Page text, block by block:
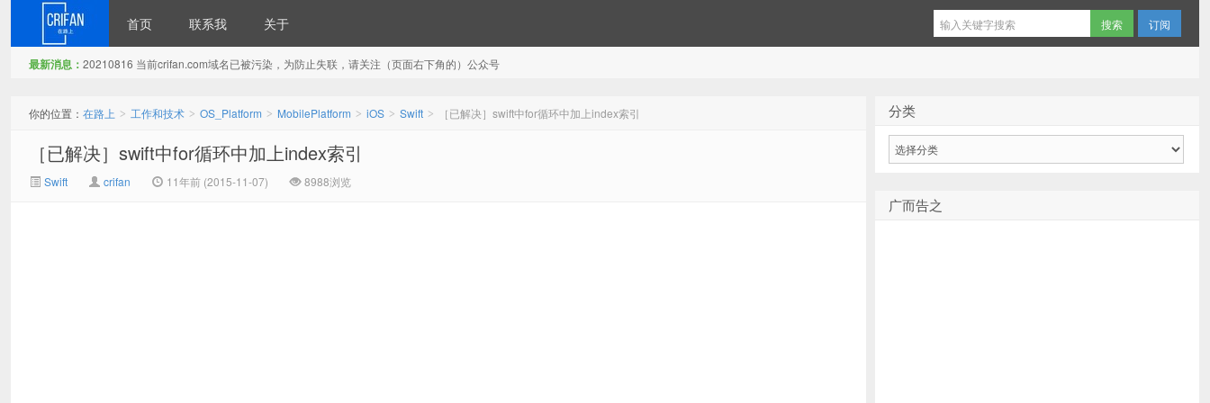
首页 联系我 关于 订阅
最新消息： 20210816 当前crifan.com域名已被污染，为防止失联，请关注（页面右下角的）公众号
你的位置： 在路上 > 工作和技术 > OS_Platform > MobilePlatform > iOS > Swift > ［已解决］swift中for循环中加上index索引
［已解决］swift中for循环中加上index索引
Swift crifan 11年前 (2015-11-07) 8988浏览
分类
广而告之